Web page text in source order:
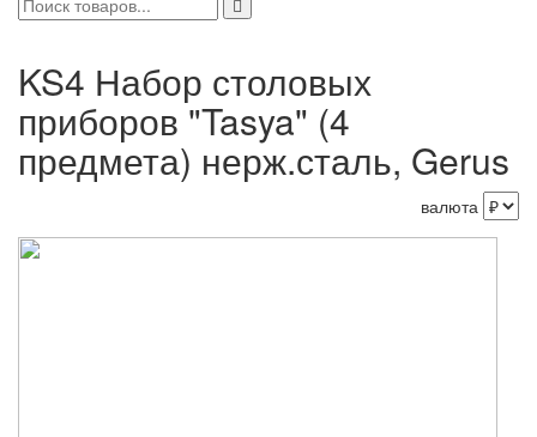
KS4 Набор столовых
приборов "Tasya" (4
предмета) нерж.сталь, Gerus
валюта